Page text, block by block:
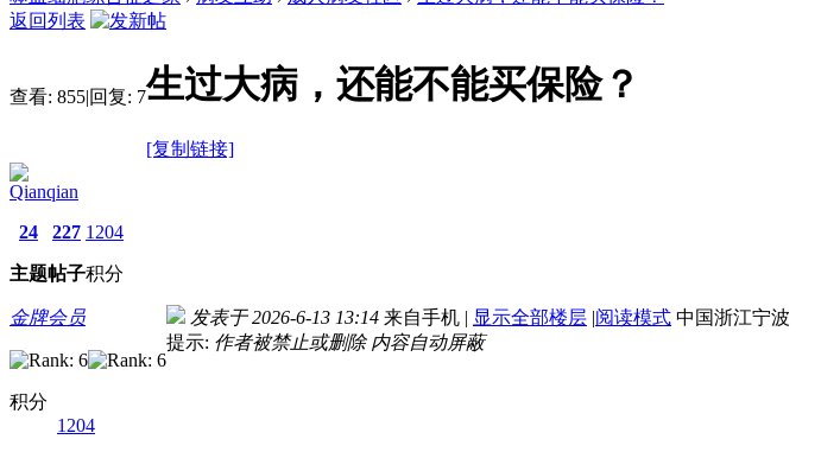
返回列表
查看: 855|回复: 7生过大病，还能不能买保险？
[复制链接]
Qianqian
24
主题
227
帖子
1204
积分
金牌会员
积分
1204
发表于 2026-6-13 13:14 来自手机 | 显示全部楼层 |阅读模式 中国浙江宁波
提示: 作者被禁止或删除 内容自动屏蔽